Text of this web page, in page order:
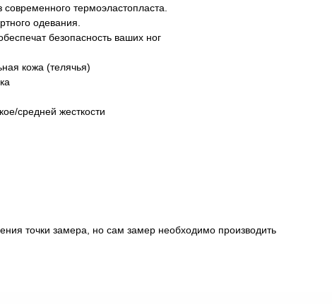
термоэластопласта.
одевания.
безопасность ваших ног
кожа (телячья)
средней жесткости
точки замера, но сам замер необходимо производить